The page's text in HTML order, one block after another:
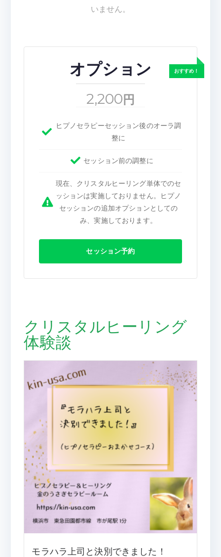
いません。
オプション
2,200 円
ヒプノセラピーセッション後のオーラ調
整に
セッション前の調整に
現在、クリスタルヒーリング単体でのセ
ッションは実施しておりません。ヒプノ
セッションの追加オプションとしての
み、実施しております。
セッション予約
クリスタルヒーリング
体験談
モラハラ上司と決別できました！